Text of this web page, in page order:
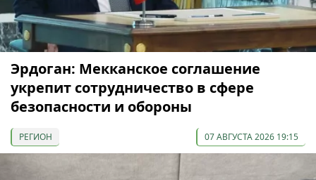
Эрдоган: Мекканское соглашение
укрепит сотрудничество в сфере
безопасности и обороны
РЕГИОН 07 АВГУСТА 2026 19:15